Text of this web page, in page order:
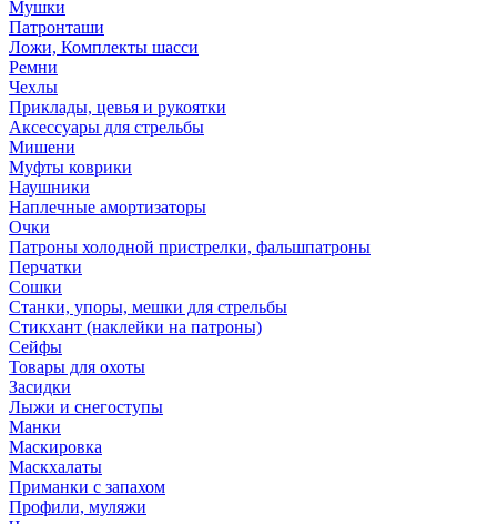
Мушки
Патронташи
Ложи, Комплекты шасси
Ремни
Чехлы
Приклады, цевья и рукоятки
Аксессуары для стрельбы
Мишени
Муфты коврики
Наушники
Наплечные амортизаторы
Очки
Патроны холодной пристрелки, фальшпатроны
Перчатки
Сошки
Станки, упоры, мешки для стрельбы
Стикхант (наклейки на патроны)
Сейфы
Товары для охоты
Засидки
Лыжи и снегоступы
Манки
Маскировка
Маскхалаты
Приманки с запахом
Профили, муляжи